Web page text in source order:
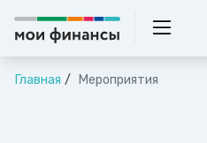
Главная Мероприятия